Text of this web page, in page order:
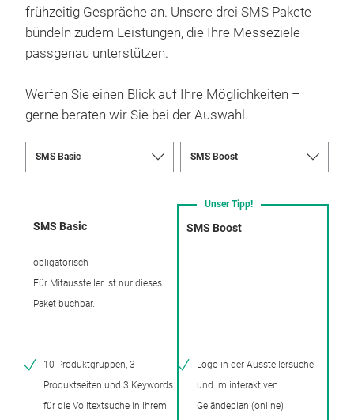
frühzeitig Gespräche an. Unsere drei SMS Pakete
bündeln zudem Leistungen, die Ihre Messeziele
passgenau unterstützen.
Werfen Sie einen Blick auf Ihre Möglichkeiten –
gerne beraten wir Sie bei der Auswahl.
SMS Basic
obligatorisch
Für Mitaussteller ist nur dieses
Paket buchbar.
10 Produktgruppen, 3
Produktseiten und 3 Keywords
für die Volltextsuche in Ihrem
Unser Tipp!
SMS Boost
Logo in der Ausstellersuche
und im interaktiven
Geländeplan (online)